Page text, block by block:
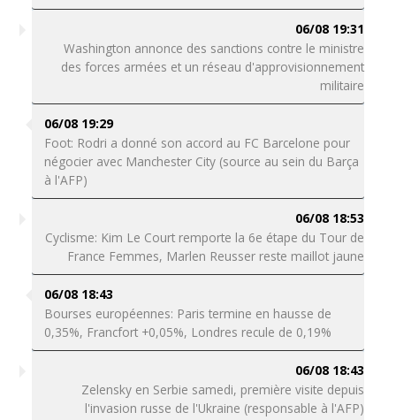
06/08 19:31
Washington annonce des sanctions contre le ministre
des forces armées et un réseau d'approvisionnement
militaire
06/08 19:29
Foot: Rodri a donné son accord au FC Barcelone pour
négocier avec Manchester City (source au sein du Barça
à l'AFP)
06/08 18:53
Cyclisme: Kim Le Court remporte la 6e étape du Tour de
France Femmes, Marlen Reusser reste maillot jaune
06/08 18:43
Bourses européennes: Paris termine en hausse de
0,35%, Francfort +0,05%, Londres recule de 0,19%
06/08 18:43
Zelensky en Serbie samedi, première visite depuis
l'invasion russe de l'Ukraine (responsable à l'AFP)